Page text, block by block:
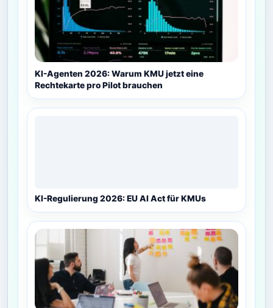
KI-Agenten 2026: Warum KMU jetzt eine
Rechtekarte pro Pilot brauchen
KI-Regulierung 2026: EU AI Act für KMUs